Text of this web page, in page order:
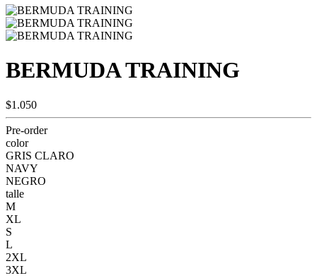
BERMUDA TRAINING
$1.050
Pre-order
color
GRIS CLARO
NAVY
NEGRO
talle
M
XL
S
L
2XL
3XL